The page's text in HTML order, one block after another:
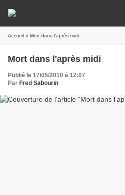
Accueil » Mort dans l'après midi
Mort dans l'après midi
Publié le 17/05/2010 à 12:07
Par Fred Sabourin